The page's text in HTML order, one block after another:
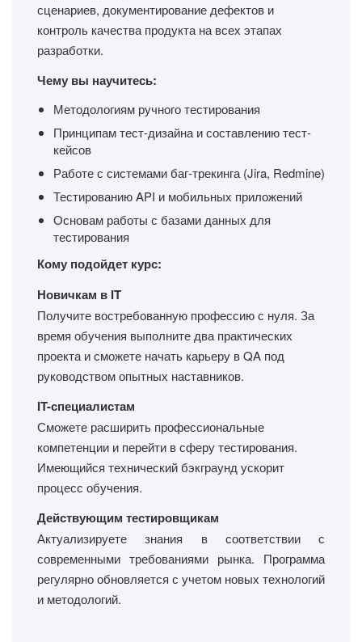
сценариев, документирование дефектов и
контроль качества продукта на всех этапах
разработки.
Чему вы научитесь:
Методологиям ручного тестирования
Принципам тест-дизайна и составлению тест-
кейсов
Работе с системами баг-трекинга (Jira, Redmine)
Тестированию API и мобильных приложений
Основам работы с базами данных для
тестирования
Кому подойдет курс:
Новичкам в IT
Получите востребованную профессию с нуля. За
время обучения выполните два практических
проекта и сможете начать карьеру в QA под
руководством опытных наставников.
IT-специалистам
Сможете расширить профессиональные
компетенции и перейти в сферу тестирования.
Имеющийся технический бэкграунд ускорит
процесс обучения.
Действующим тестировщикам
Актуализируете знания в соответствии с
современными требованиями рынка. Программа
регулярно обновляется с учетом новых технологий
и методологий.